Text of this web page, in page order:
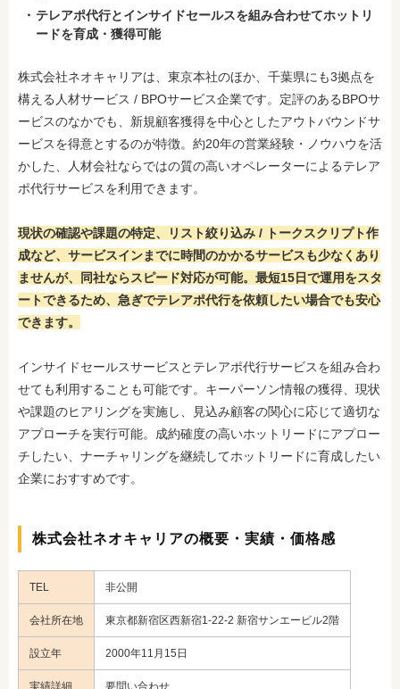
テレアポ代行とインサイドセールスを組み合わせてホットリ
ードを育成・獲得可能
株式会社ネオキャリアは、東京本社のほか、千葉県にも3拠点を
構える人材サービス / BPOサービス企業です。定評のあるBPOサ
ービスのなかでも、新規顧客獲得を中心としたアウトバウンドサ
ービスを得意とするのが特徴。約20年の営業経験・ノウハウを活
かした、人材会社ならではの質の高いオペレーターによるテレア
ポ代行サービスを利用できます。
現状の確認や課題の特定、リスト絞り込み / トークスクリプト作
成など、サービスインまでに時間のかかるサービスも少なくあり
ませんが、同社ならスピード対応が可能。最短15日で運用をスタ
ートできるため、急ぎでテレアポ代行を依頼したい場合でも安心
できます。
インサイドセールスサービスとテレアポ代行サービスを組み合わ
せても利用することも可能です。キーパーソン情報の獲得、現状
や課題のヒアリングを実施し、見込み顧客の関心に応じて適切な
アプローチを実行可能。成約確度の高いホットリードにアプロー
チしたい、ナーチャリングを継続してホットリードに育成したい
企業におすすめです。
株式会社ネオキャリアの概要・実績・価格感
TEL 非公開
会社所在地 東京都新宿区西新宿1-22-2 新宿サンエービル2階
設立年 2000年11月15日
実績詳細 要問い合わせ